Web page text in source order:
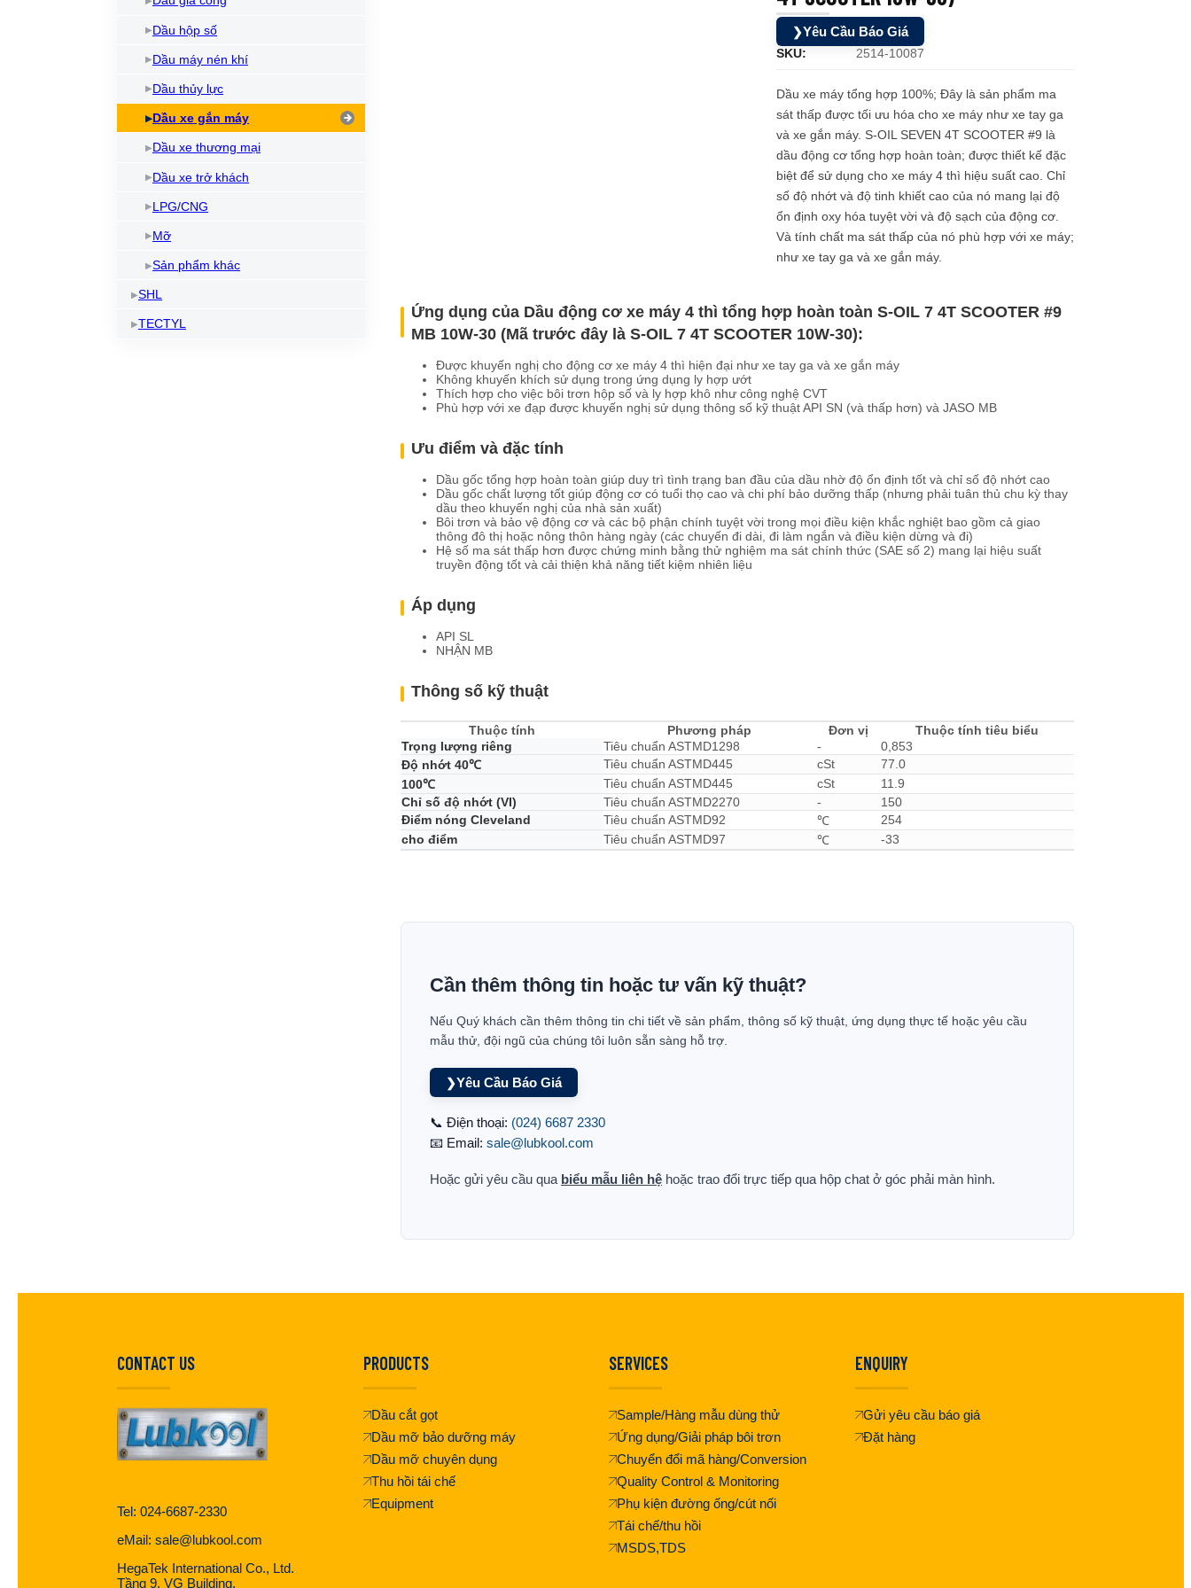
Dầu làm mát máy cắt Laser
Bình xịt mỡ bôi trơn
Làm sạch và bảo vệ máy
Dầu NyeTact
Dầu hộp số
Dầu máy nén khí
Dầu thủy lực
Dầu xe gắn máy
Dầu xe thương mại
Dầu xe trở khách
LPG/CNG
Mỡ
Sản phẩm khác
SHL
TECTYL
❯Yêu Cầu Báo Giá
SKU: 2514-10087
Dầu xe máy tổng hợp 100%; Đây là sản phẩm ma
sát thấp được tối ưu hóa cho xe máy như xe tay ga
và xe gắn máy. S-OIL SEVEN 4T SCOOTER #9 là
dầu động cơ tổng hợp hoàn toàn; được thiết kế đặc
biệt để sử dụng cho xe máy 4 thì hiệu suất cao. Chỉ
số độ nhớt và độ tinh khiết cao của nó mang lại độ
ổn định oxy hóa tuyệt vời và độ sạch của động cơ.
Và tính chất ma sát thấp của nó phù hợp với xe máy;
như xe tay ga và xe gắn máy.
Ứng dụng của Dầu động cơ xe máy 4 thì tổng hợp hoàn toàn S-OIL 7 4T SCOOTER #9
MB 10W-30 (Mã trước đây là S-OIL 7 4T SCOOTER 10W-30):
Được khuyến nghị cho động cơ xe máy 4 thì hiện đại như xe tay ga và xe gắn máy
Không khuyến khích sử dụng trong ứng dụng ly hợp ướt
Thích hợp cho việc bôi trơn hộp số và ly hợp khô như công nghệ CVT
Phù hợp với xe đạp được khuyến nghị sử dụng thông số kỹ thuật API SN (và thấp hơn) và JASO MB
Ưu điểm và đặc tính
Dầu gốc tổng hợp hoàn toàn giúp duy trì tình trạng ban đầu của dầu nhờ độ ổn định tốt và chỉ số độ nhớt cao
Dầu gốc chất lượng tốt giúp động cơ có tuổi thọ cao và chi phí bảo dưỡng thấp (nhưng phải tuân thủ chu kỳ thay
dầu theo khuyến nghị của nhà sản xuất)
Bôi trơn và bảo vệ động cơ và các bộ phận chính tuyệt vời trong mọi điều kiện khắc nghiệt bao gồm cả giao
thông đô thị hoặc nông thôn hàng ngày (các chuyến đi dài, đi làm ngắn và điều kiện dừng và đi)
Hệ số ma sát thấp hơn được chứng minh bằng thử nghiệm ma sát chính thức (SAE số 2) mang lại hiệu suất
truyền động tốt và cải thiện khả năng tiết kiệm nhiên liệu
Áp dụng
API SL
NHẬN MB
Thông số kỹ thuật
Thuộc tính Phương pháp Đơn vị
Thuộc tính tiêu biểu
Trọng lượng riêng
Tiêu chuẩn ASTMD1298 -
0,853
Độ nhớt 40℃
Tiêu chuẩn ASTMD445 cSt
77.0
100℃
Tiêu chuẩn ASTMD445 cSt
11.9
Chỉ số độ nhớt (VI)
Tiêu chuẩn ASTMD2270 -
150
Điểm nóng Cleveland
Tiêu chuẩn ASTMD92 ℃
254
cho điểm
Tiêu chuẩn ASTMD97 ℃ -33
Cần thêm thông tin hoặc tư vấn kỹ thuật?
Nếu Quý khách cần thêm thông tin chi tiết về sản phẩm, thông số kỹ thuật, ứng dụng thực tế hoặc yêu cầu
mẫu thử, đội ngũ của chúng tôi luôn sẵn sàng hỗ trợ.
❯Yêu Cầu Báo Giá
📞 Điện thoại: (024) 6687 2330
📧 Email: sale@lubkool.com
Hoặc gửi yêu cầu qua biểu mẫu liên hệ hoặc trao đổi trực tiếp qua hộp chat ở góc phải màn hình.
CONTACT US
Tel: 024-6687-2330
eMail: sale@lubkool.com
HegaTek International Co., Ltd.
Tầng 9, VG Building,
PRODUCTS
Dầu cắt gọt
Dầu mỡ bảo dưỡng máy
Dầu mỡ chuyên dụng
Thu hồi tái chế
Equipment
SERVICES
Sample/Hàng mẫu dùng thử
Ứng dụng/Giải pháp bôi trơn
Chuyển đổi mã hàng/Conversion
Quality Control & Monitoring
Phụ kiện đường ống/cút nối
Tái chế/thu hồi
MSDS,TDS
ENQUIRY
Gửi yêu cầu báo giá
Đặt hàng